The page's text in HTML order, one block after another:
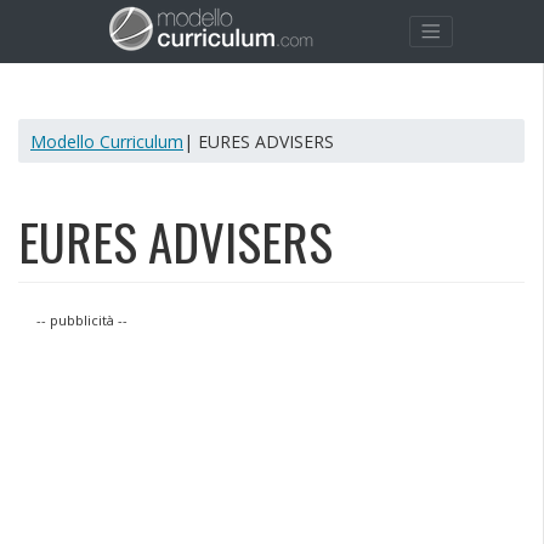
Modello Curriculum | EURES ADVISERS
EURES ADVISERS
-- pubblicità --